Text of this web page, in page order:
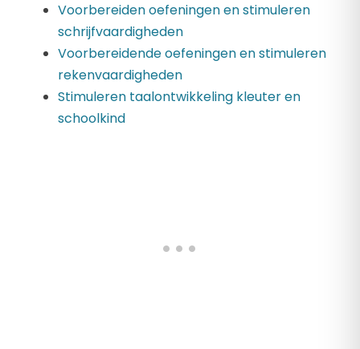
Voorbereiden oefeningen en stimuleren
schrijfvaardigheden
Voorbereidende oefeningen en stimuleren
rekenvaardigheden
Stimuleren taalontwikkeling kleuter en
schoolkind